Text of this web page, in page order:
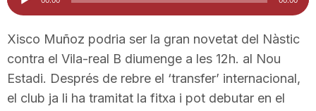
i
u
t
d'àudio
Xisco Muñoz podria ser la gran novetat del Nàstic
contra el Vila-real B diumenge a les 12h. al Nou
Estadi. Després de rebre el ‘transfer’ internacional,
el club ja li ha tramitat la fitxa i pot debutar en el